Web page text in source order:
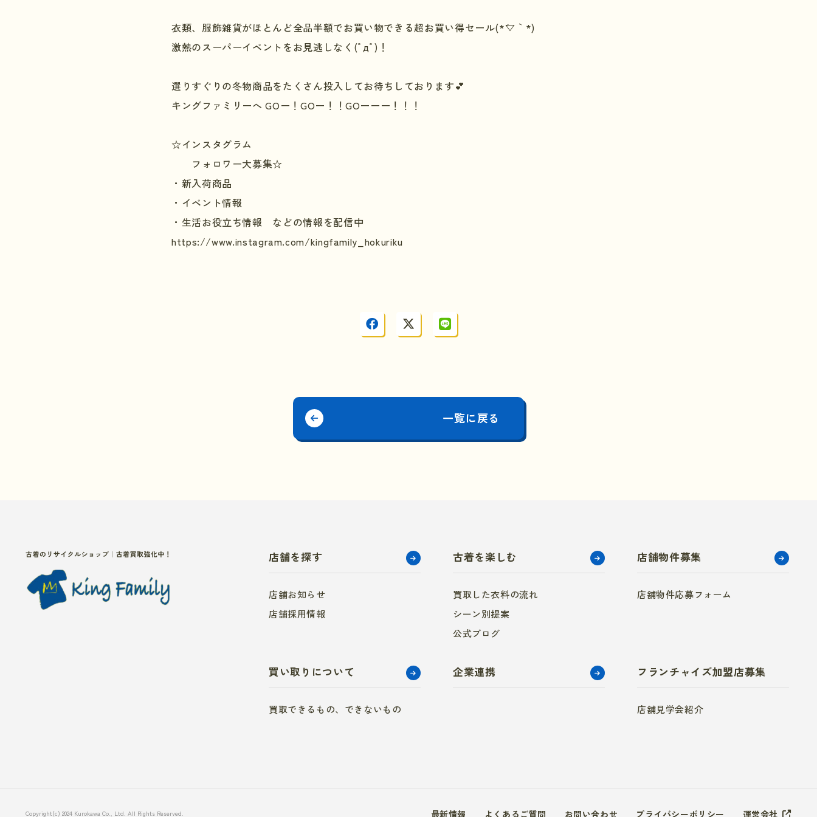
衣類、服飾雑貨がほとんど全品半額でお買い物できる超お買い得セール(*´▽｀ *)
激熱のスーパーイベントをお見逃しなく (ﾟдﾟ) ！
選りすぐりの冬物商品をたくさん投入してお待ちしております💕
キングファミリーへ GOー！ GOー！！GOーーー！！！
☆インスタグラム
フォロワー大募集☆
・新入荷商品
・イベント情報
・生活お役立ち情報 などの情報を配信中
https://www.instagram.com/kingfamily_hokuriku
一覧に戻る
店舗を探す
店舗お知らせ
店舗採用情報
古着を楽しむ
買取した衣料の流れ
シーン別提案
公式ブログ
店舗物件募集
店舗物件応募フォーム
買い取りについて
買取できるもの、できないもの
企業連携 フランチャイズ加盟店募集
店舗見学会紹介
Copyright(c) 2024 Kurokawa Co., Ltd. All Rights Reserved. 最新情報 よくあるご質問 お問い合わせ プライバシーポリシー 運営会社